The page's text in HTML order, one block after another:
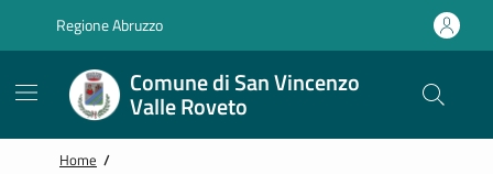
Regione Abruzzo
Comune di San Vincenzo
Valle Roveto
Home /